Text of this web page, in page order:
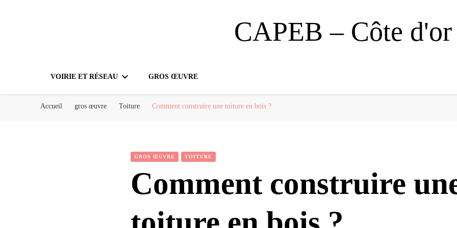
CAPEB – Côte d'or
VOIRIE ET RÉSEAU GROS ŒUVRE
Accueil gros œuvre Toiture Comment construire une toiture en bois ?
GROS ŒUVRE TOITURE
Comment construire